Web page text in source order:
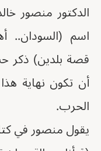
الدكتور منصور
اسم (السودان..
قصة بلدين) ذكر
أن تكون نهاية
الحرب.
يقول منصور في